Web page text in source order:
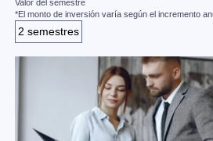
Valor del semestre
*El monto de inversión varía según el incremento
2 semestres